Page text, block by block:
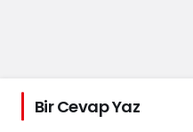
Bir Cevap Yaz